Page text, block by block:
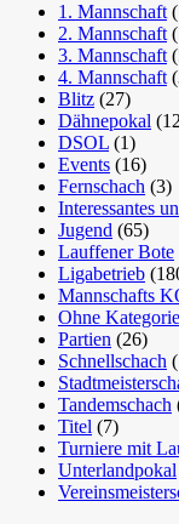
1. Mannschaft
2. Mannschaft
3. Mannschaft
4. Mannschaft
Blitz (27)
Dähnepokal
DSOL (1)
Events (16)
Fernschach (3)
Interessantes
Jugend (65)
Lauffener Bote
Ligabetrieb
Mannschafts
Ohne Kategorie
Partien (26)
Schnellschach
Tandemschach
Titel (7)
Turniere mit
Unterlandpokal